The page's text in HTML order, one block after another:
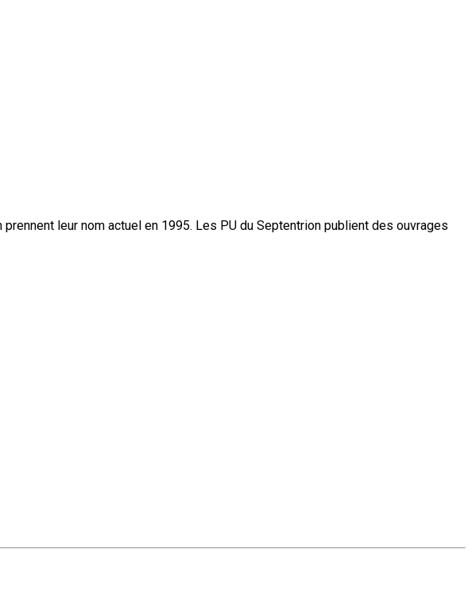
leur nom actuel en 1995. Les PU du Septentrion publient des ouvrages